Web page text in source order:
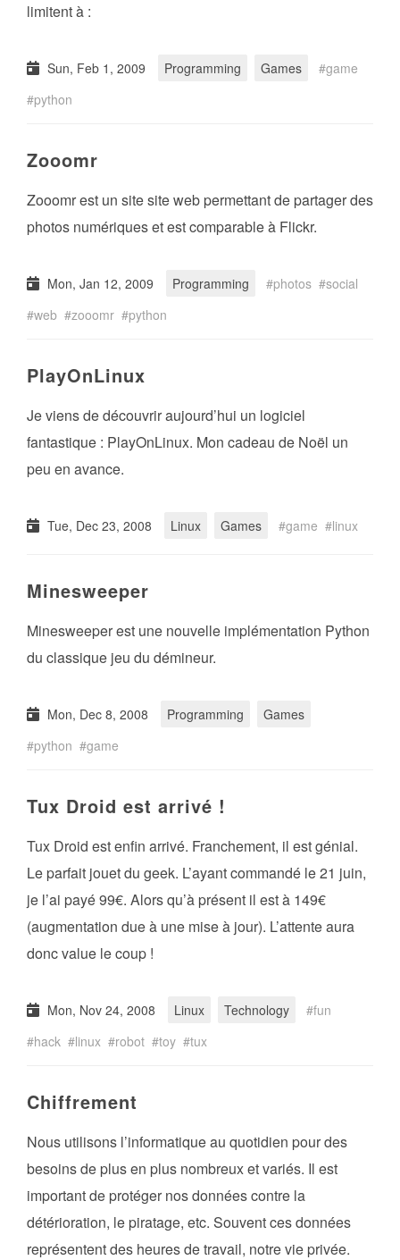
limitent à :
Sun, Feb 1, 2009 Programming Games
game
python
Zooomr
Zooomr est un site site web permettant de partager des
photos numériques et est comparable à Flickr.
Mon, Jan 12, 2009 Programming photos
social
web
zooomr python
PlayOnLinux
Je viens de découvrir aujourd’hui un logiciel
fantastique : PlayOnLinux. Mon cadeau de Noël un
peu en avance.
Tue, Dec 23, 2008 Linux Games game linux
Minesweeper
Minesweeper est une nouvelle implémentation Python
du classique jeu du démineur.
Mon, Dec 8, 2008 Programming
Games
python
game
Tux Droid est arrivé !
Tux Droid est enfin arrivé. Franchement, il est génial.
Le parfait jouet du geek. L’ayant commandé le 21 juin,
je l’ai payé 99€. Alors qu’à présent il est à 149€
(augmentation due à une mise à jour). L’attente aura
donc value le coup !
Mon, Nov 24, 2008 Linux Technology
fun
hack
linux robot toy tux
Chiffrement
Nous utilisons l’informatique au quotidien pour des
besoins de plus en plus nombreux et variés. Il est
important de protéger nos données contre la
détérioration, le piratage, etc. Souvent ces données
représentent des heures de travail, notre vie privée.